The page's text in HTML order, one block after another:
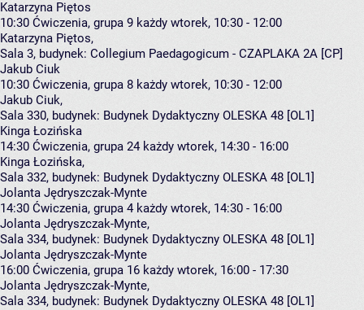
Katarzyna Piętos
10:30 Ćwiczenia, grupa 9 każdy wtorek, 10:30 - 12:00
Katarzyna Piętos,
Sala 3, budynek: Collegium Paedagogicum - CZAPLAKA 2A [CP]
Jakub Ciuk
10:30 Ćwiczenia, grupa 8 każdy wtorek, 10:30 - 12:00
Jakub Ciuk,
Sala 330, budynek: Budynek Dydaktyczny OLESKA 48 [OL1]
Kinga Łozińska
14:30 Ćwiczenia, grupa 24 każdy wtorek, 14:30 - 16:00
Kinga Łozińska,
Sala 332, budynek: Budynek Dydaktyczny OLESKA 48 [OL1]
Jolanta Jędryszczak-Mynte
14:30 Ćwiczenia, grupa 4 każdy wtorek, 14:30 - 16:00
Jolanta Jędryszczak-Mynte,
Sala 334, budynek: Budynek Dydaktyczny OLESKA 48 [OL1]
Jolanta Jędryszczak-Mynte
16:00 Ćwiczenia, grupa 16 każdy wtorek, 16:00 - 17:30
Jolanta Jędryszczak-Mynte,
Sala 334, budynek: Budynek Dydaktyczny OLESKA 48 [OL1]